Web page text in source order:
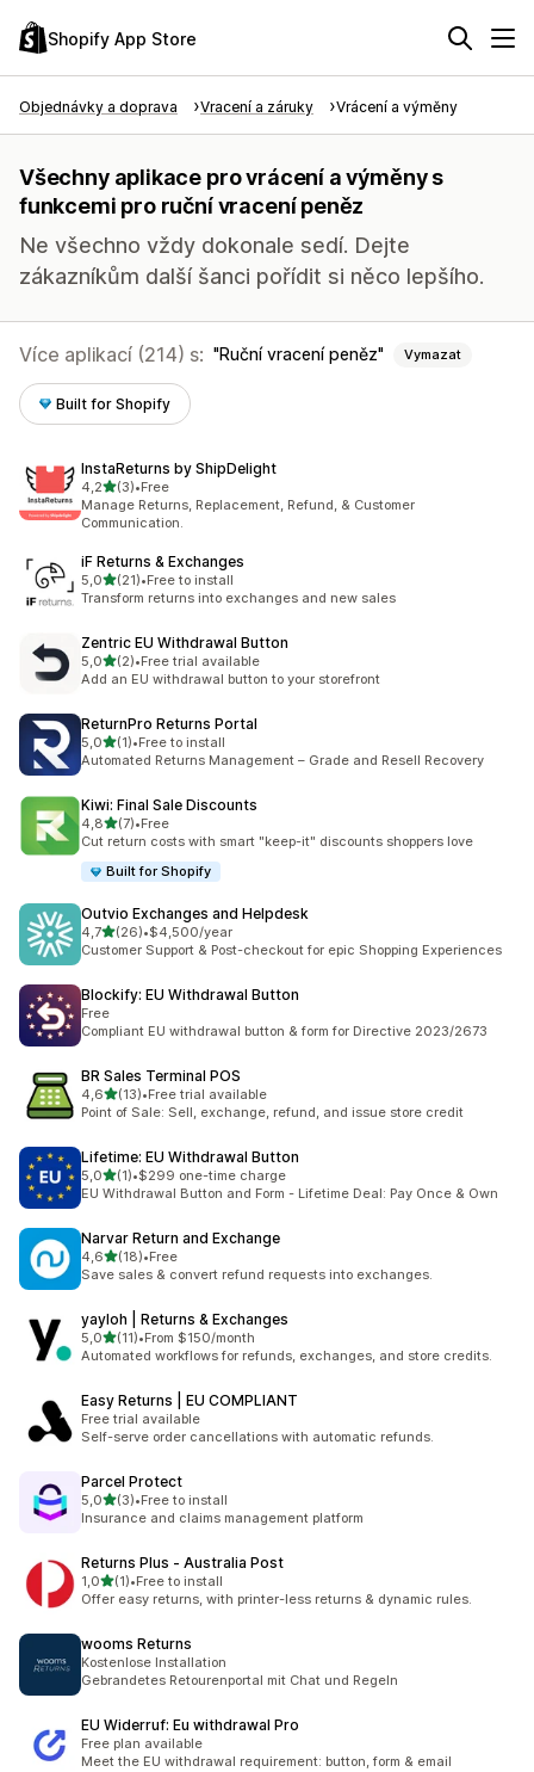
Shopify App Store
Objednávky a doprava Vracení a záruky Vrácení a výměny
Všechny aplikace pro vrácení a výměny s
funkcemi pro ruční vracení peněz
Ne všechno vždy dokonale sedí. Dejte
zákazníkům další šanci pořídit si něco lepšího.
Více aplikací (214) s: Ruční vracení peněz Vymazat
Built for Shopify
InstaReturns by ShipDelight
4,2z 5 hvězd
(3)
Celkový počet recenzí: 3
•Free
Manage Returns, Replacement, Refund, & Customer
Communication.
iF Returns & Exchanges
5,0z 5 hvězd
(21)
Celkový počet recenzí: 21
•Free to install
Transform returns into exchanges and new sales
Zentric EU Withdrawal Button
5,0z 5 hvězd
(2)
Celkový počet recenzí: 2
•Free trial available
Add an EU withdrawal button to your storefront
ReturnPro Returns Portal
5,0z 5 hvězd
(1)
Celkový počet recenzí: 1
•Free to install
Automated Returns Management – Grade and Resell Recovery
Kiwi: Final Sale Discounts
4,8z 5 hvězd
(7)
Celkový počet recenzí: 7
•Free
Cut return costs with smart "keep-it" discounts shoppers love
Built for Shopify
Outvio Exchanges and Helpdesk
4,7z 5 hvězd
(26)
Celkový počet recenzí: 26
•$4,500/year
Customer Support & Post-checkout for epic Shopping Experiences
Blockify: EU Withdrawal Button
Free
Compliant EU withdrawal button & form for Directive 2023/2673
BR Sales Terminal POS
4,6z 5 hvězd
(13)
Celkový počet recenzí: 13
•Free trial available
Point of Sale: Sell, exchange, refund, and issue store credit
Lifetime: EU Withdrawal Button
5,0z 5 hvězd
(1)
Celkový počet recenzí: 1
•$299 one-time charge
EU Withdrawal Button and Form - Lifetime Deal: Pay Once & Own
Narvar Return and Exchange
4,6z 5 hvězd
(18)
Celkový počet recenzí: 18
•Free
Save sales & convert refund requests into exchanges.
yayloh | Returns & Exchanges
5,0z 5 hvězd
(11)
Celkový počet recenzí: 11
•From $150/month
Automated workflows for refunds, exchanges, and store credits.
Easy Returns | EU COMPLIANT
Free trial available
Self-serve order cancellations with automatic refunds.
Parcel Protect
5,0z 5 hvězd
(3)
Celkový počet recenzí: 3
•Free to install
Insurance and claims management platform
Returns Plus ‑ Australia Post
1,0z 5 hvězd
(1)
Celkový počet recenzí: 1
•Free to install
Offer easy returns, with printer-less returns & dynamic rules.
wooms Returns
Kostenlose Installation
Gebrandetes Retourenportal mit Chat und Regeln
EU Widerruf: Eu withdrawal Pro
Free plan available
Meet the EU withdrawal requirement: button, form & email